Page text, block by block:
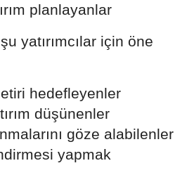
planlayanlar
yatırımcılar için öne
hedefleyenler
düşünenler
göze alabilenler
yapmak